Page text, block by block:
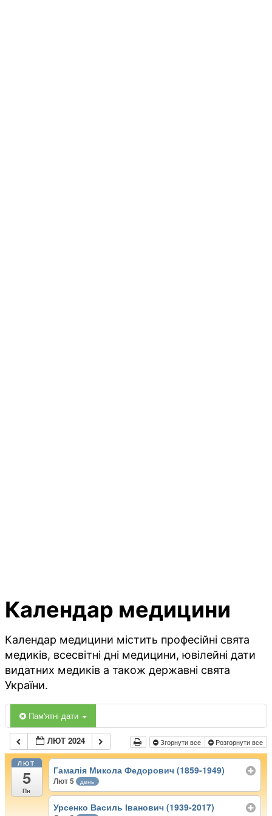
Календар медицини
Календар медицини містить професійні свята
медиків, всесвітні дні медицини, ювілейні дати
видатних медиків а також державні свята
України.
Пам'ятні дати
ЛЮТ 2024 Згорнути все Розгорнути все
ЛЮТ
5
Пн
Гамалія Микола Федорович (1859-1949)
Лют 5 день
Урсенко Василь Іванович (1939-2017)